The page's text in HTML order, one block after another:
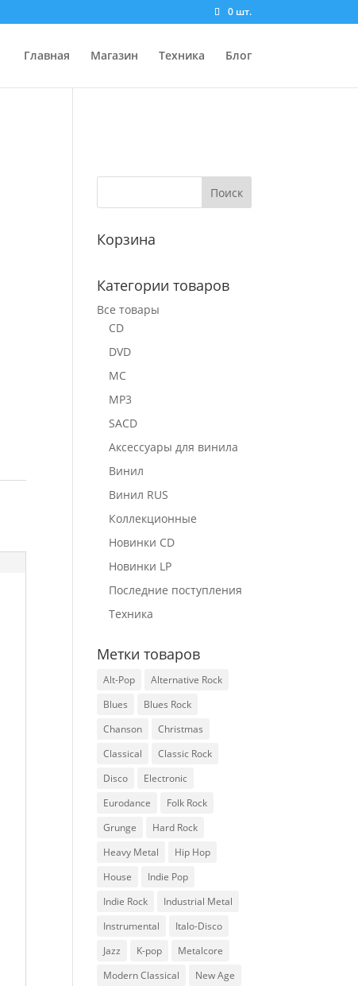
0 шт.
Главная Магазин Техника Блог
Корзина
Категории товаров
Все товары
CD
DVD
MC
MP3
SACD
Аксессуары для винила
Винил
Винил RUS
Коллекционные
Новинки CD
Новинки LP
Последние поступления
Техника
Метки товаров
Alt-Pop
Alternative Rock
Blues
Blues Rock
Chanson
Christmas
Classical
Classic Rock
Disco
Electronic
Eurodance
Folk Rock
Grunge
Hard Rock
Heavy Metal
Hip Hop
House
Indie Pop
Indie Rock
Industrial Metal
Instrumental
Italo-Disco
Jazz
K-pop
Metalcore
Modern Classical
New Age